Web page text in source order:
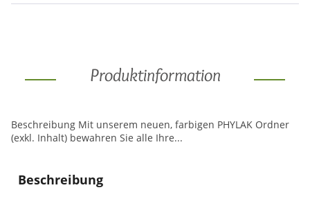
Produktinformation
Beschreibung Mit unserem neuen, farbigen PHYLAK Ordner
(exkl. Inhalt) bewahren Sie alle Ihre...
Beschreibung